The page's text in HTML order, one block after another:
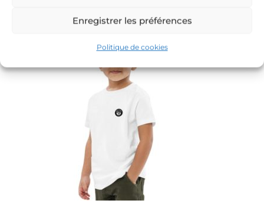
Enregistrer les préférences
Politique de cookies